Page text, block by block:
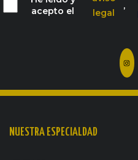
acepto el
legal
,
NUESTRA ESPECIALDAD